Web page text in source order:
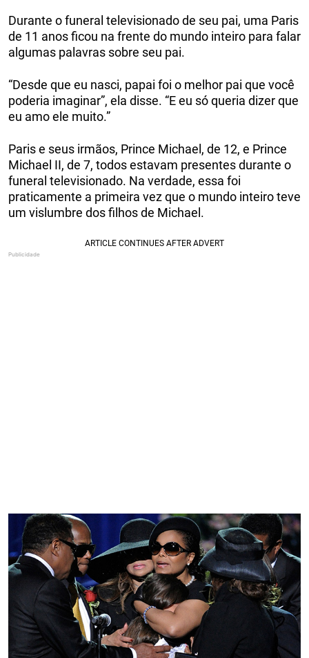
Durante o funeral televisionado de seu pai, uma Paris
de 11 anos ficou na frente do mundo inteiro para falar
algumas palavras sobre seu pai.
“Desde que eu nasci, papai foi o melhor pai que você
poderia imaginar”, ela disse. “E eu só queria dizer que
eu amo ele muito.”
Paris e seus irmãos, Prince Michael, de 12, e Prince
Michael II, de 7, todos estavam presentes durante o
funeral televisionado. Na verdade, essa foi
praticamente a primeira vez que o mundo inteiro teve
um vislumbre dos filhos de Michael.